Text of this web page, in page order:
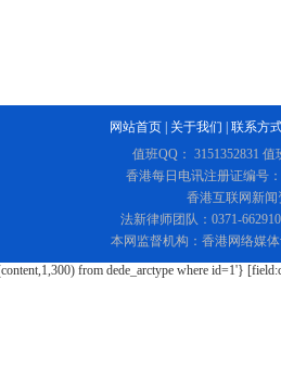
网站首页 关于我们
联系方
值班QQ： 3151352831
香港每日电讯注册证编号
香港互联网新闻
法新律师团队：0371-
本网监督机构：香港网络媒
from dede_arctype where id=1'}